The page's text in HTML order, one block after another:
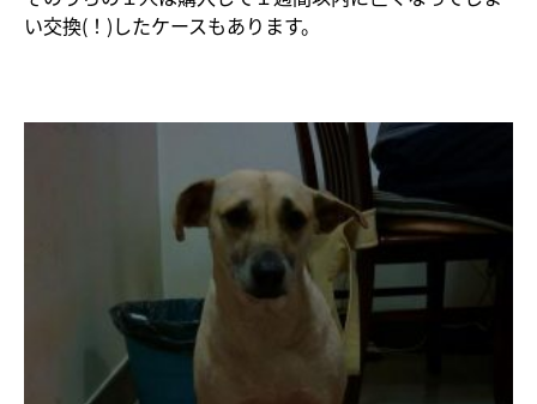
い交換(！)したケースもあります。